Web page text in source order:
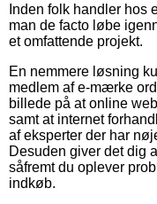
Inden folk handler hos
man de facto løbe
et omfattende projekt.
En nemmere løsning
medlem af e-mærke
billede på at online
samt at internet
af eksperter der har
Desuden giver det dig
såfremt du oplever
indkøb.